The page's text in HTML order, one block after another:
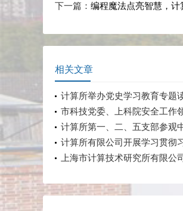
下一篇： 编程魔法点亮智慧，
相关文章
计算所举办党史学习教育专题
市科技党委、上科院安全工作
安全检查
计算所第一、二、五支部参观
计算所有限公司开展学习贯彻
义思想主题教育中心组学习会
上海市计算技术研究所有限